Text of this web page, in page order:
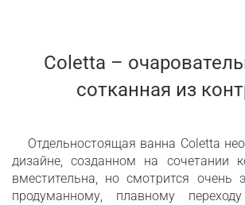
Coletta –
сотканная из
Отдельностоящая ванна Coletta
дизайне, созданном на сочетании
вместительна, но смотрится очень
продуманному, плавному